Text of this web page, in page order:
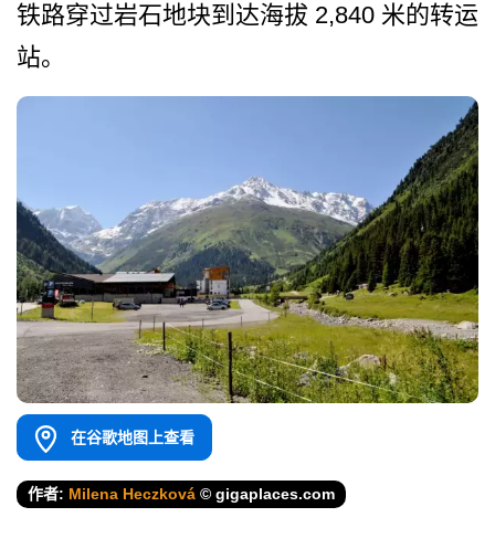
铁路穿过岩石地块到达海拔 2,840 米的转运
站。
在谷歌地图上查看
作者: Milena Heczková © gigaplaces.com